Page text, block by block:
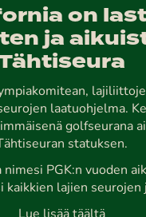
on
ja
laatuohjelma.
golfseurana
Tähtiseuran statuksen.
PGK:n vuoden
kaikkien lajien seurojen
Lue lisää täältä